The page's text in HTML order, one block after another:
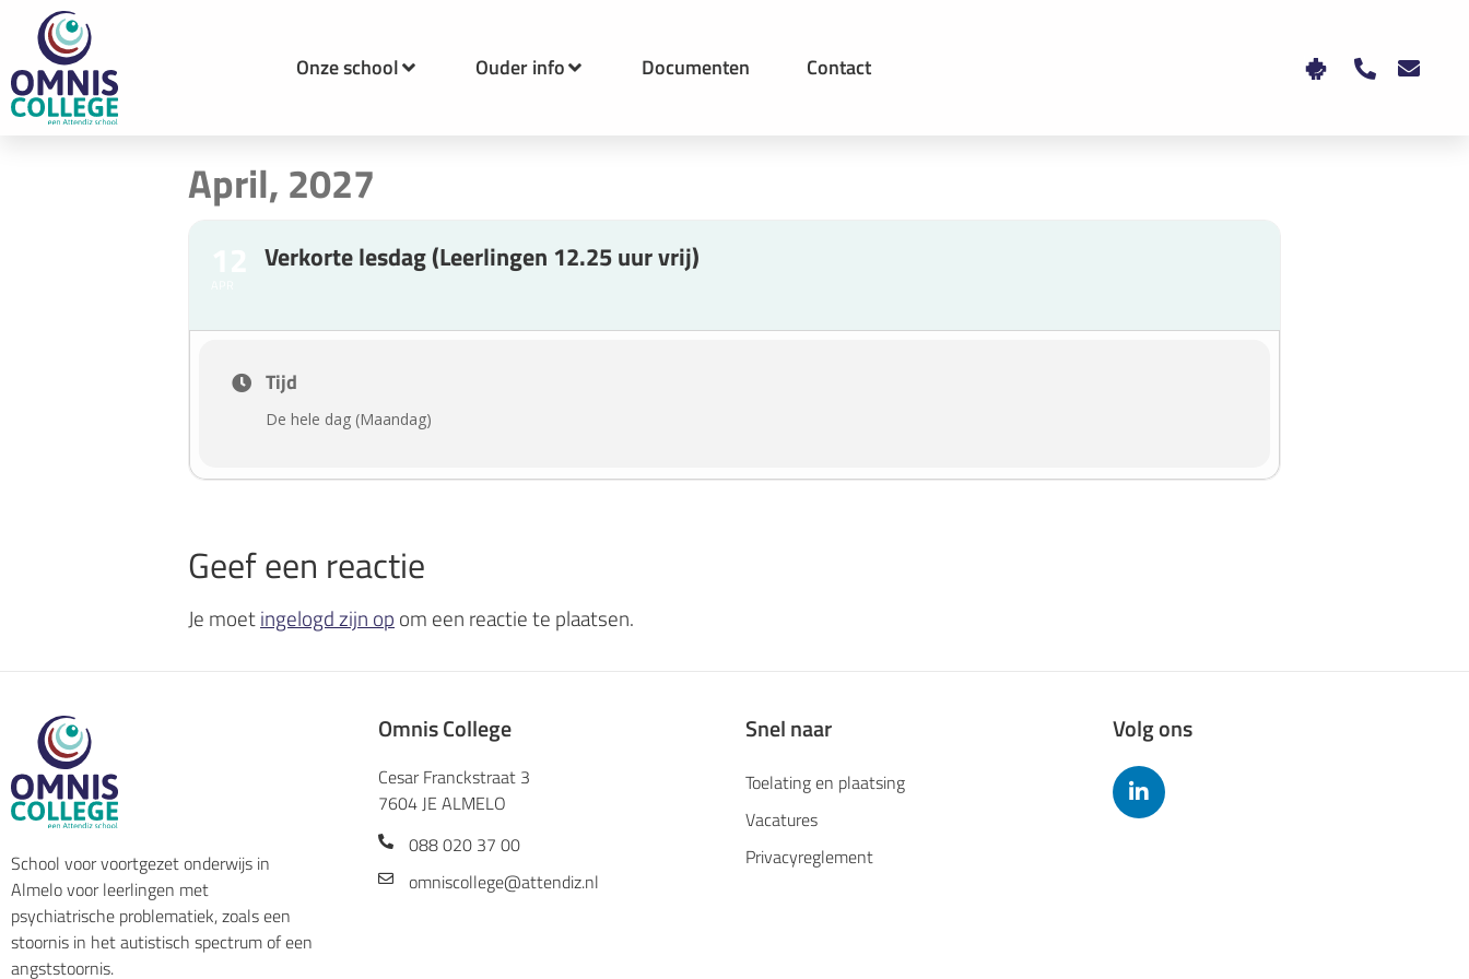
Onze school Ouder info Documenten Contact
April, 2027
Verkorte lesdag (Leerlingen 12.25 uur vrij)
Tijd
De hele dag (Maandag)
Geef een reactie
Je moetingelogd zijn op om een reactie te plaatsen.
School voor voortgezet onderwijs in
Almelo voor leerlingen met
psychiatrische problematiek, zoals een
stoornis in het autistisch spectrum of een
angststoornis.
Omnis College
Cesar Franckstraat 3
7604 JE ALMELO
088 020 37 00
omniscollege@attendiz.nl
Snel naar
Toelating en plaatsing
Vacatures
Privacyreglement
Volg ons